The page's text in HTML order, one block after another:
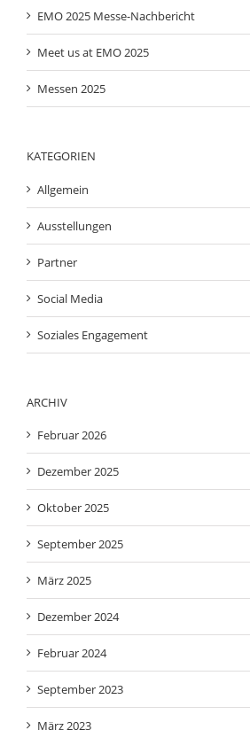
Meet us at EMO 2025
Messen 2025
Ausstellungen
Partner
Social Media
Soziales Engagement
Dezember 2025
Oktober 2025
September 2025
März 2025
Dezember 2024
Februar 2024
September 2023
März 2023